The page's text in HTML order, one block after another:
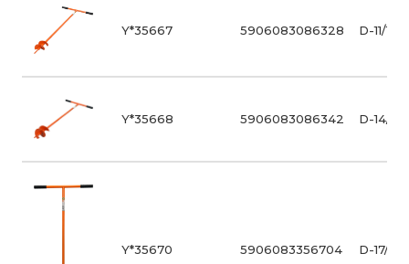
Y*35667 5906083086328 D-11/110
Y*35668 5906083086342 D-14/
Y*35670 5906083356704 D-17/